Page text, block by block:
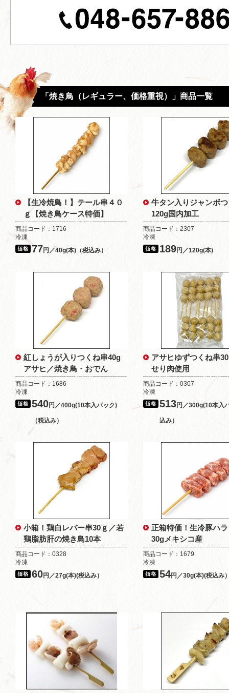
「焼き鳥（レギュラー、価格重視）」商品一覧
【生冷焼鳥！】テール串４０
ｇ【焼き鳥ケース特価】
商品コード：1716
冷凍
77円／40g(本)（税込み）
牛タン入りジャンボ
120g国内加工
商品コード：2307
冷凍
189円／120g(本)
紅しょうが入りつくね串40g
アサヒ／焼き鳥・おでん
商品コード：1686
冷凍
540円／400g(10本入パック)
（税込み）
アサヒゆずつくね串
せり肉使用
商品コード：0307
冷凍
513円／300g(10本入
込み）
小箱！鶏白レバー串30ｇ／若
鶏脂肪肝の焼き鳥10本
商品コード：0328
冷凍
60円／27g(本)(税込み）
正箱特価！生冷豚ハ
30gメキシコ産
商品コード：1679
冷凍
54円／30g(本)(税込み